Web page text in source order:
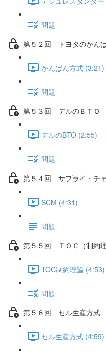
問題
第５２回 トヨタのかん
かんばん方式 (3:21)
問題
第５３回 デルのＢＴＯ
デルのBTO (2:55)
問題
第５４回 サプライ・チ
SCM (4:31)
問題
第５５回 ＴＯＣ（制約理
TOC制約理論 (4:53)
問題
第５６回 セル生産方式
セル生産方式 (4:59)